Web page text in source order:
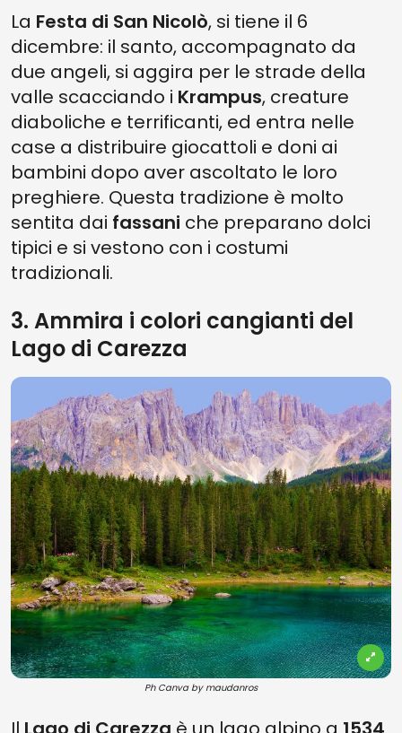
La Festa di San Nicolò, si tiene il 6
dicembre: il santo, accompagnato da
due angeli, si aggira per le strade della
valle scacciando i Krampus, creature
diaboliche e terrificanti, ed entra nelle
case a distribuire giocattoli e doni ai
bambini dopo aver ascoltato le loro
preghiere. Questa tradizione è molto
sentita dai fassani che preparano dolci
tipici e si vestono con i costumi
tradizionali.
3. Ammira i colori cangianti del
Lago di Carezza
Ph Canva by maudanros